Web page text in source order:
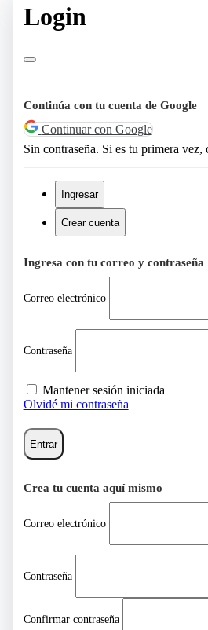
Login
Continúa con tu cuenta de Google
Continuar con Google
Sin contraseña. Si es tu primera vez,
Ingresar
Crear cuenta
Ingresa con tu correo y contraseña
Correo electrónico
Contraseña
Mantener sesión iniciada
Olvidé mi contraseña
Entrar
Crea tu cuenta aquí mismo
Correo electrónico
Contraseña
Confirmar contraseña